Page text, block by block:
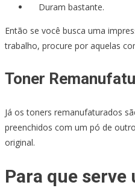
Duram bastante.
Então se você busca uma
trabalho, procure por aquelas
Toner
Já os toners remanufaturados
preenchidos com um pó de
original.
Para que serve